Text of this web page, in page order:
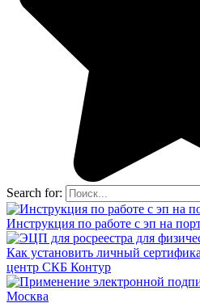
Search for:
Инструкция по работе с эп на
Как установить личный
центр СКБ Контур